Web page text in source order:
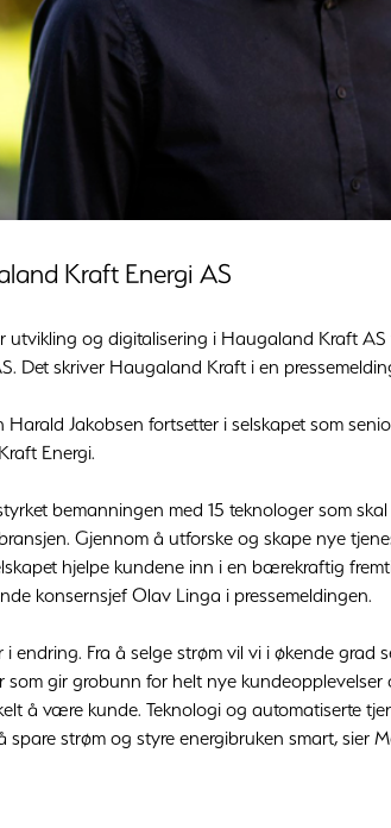
Kraft Energi AS
utvikling og digitalisering i Haugaland Kraft
Det skriver Haugaland Kraft i en
Jakobsen fortsetter i selskapet som
Energi.
bemanningen med 15 teknologer som
Gjennom å utforske og skape nye
hjelpe kundene inn i en bærekraftig
konsernsjef Olav Linga i pressemeldingen.
i endring. Fra å selge strøm vil vi i økende
som gir grobunn for helt nye
å være kunde. Teknologi og automatiserte
spare strøm og styre energibruken smart, sier